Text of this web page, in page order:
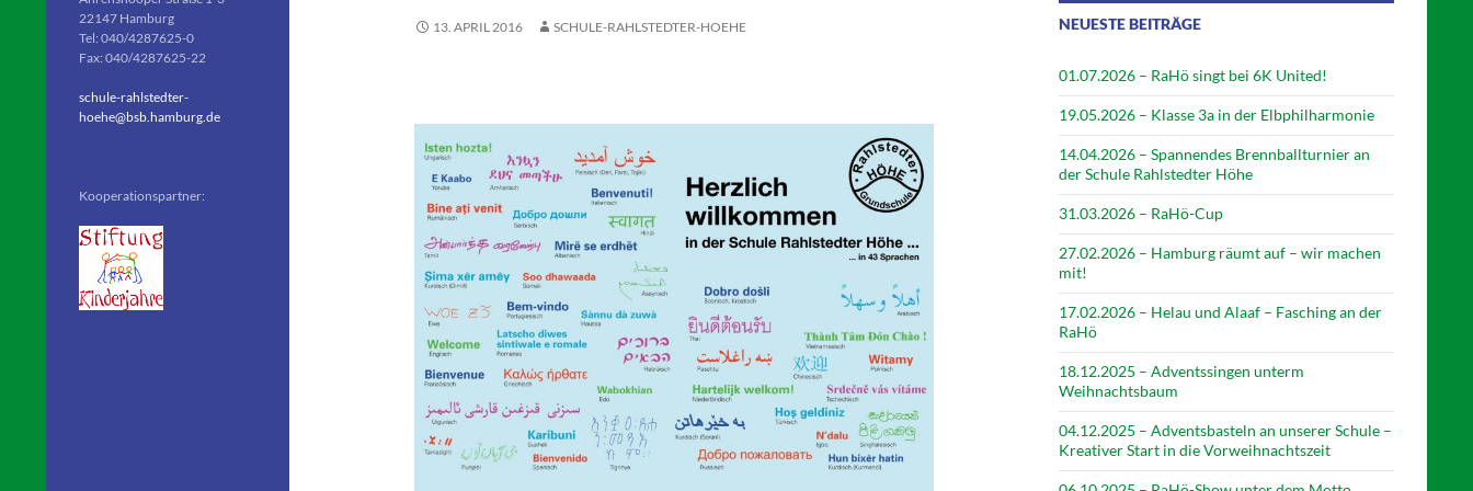
13. APRIL 2016 SCHULE-RAHLSTEDTER-HOEHE NEUESTE BEITRÄGE
01.07.2026 – RaHö singt bei 6K United!
19.05.2026 – Klasse 3a in der Elbphilharmonie
14.04.2026 – Spannendes Brennballturnier an
der Schule Rahlstedter Höhe
31.03.2026 – RaHö-Cup
27.02.2026 – Hamburg räumt auf – wir machen
mit!
17.02.2026 – Helau und Alaaf – Fasching an der
RaHö
18.12.2025 – Adventssingen unterm
Weihnachtsbaum
04.12.2025 – Adventsbasteln an unserer Schule –
Kreativer Start in die Vorweihnachtszeit
22147 Hamburg
Tel: 040/4287625-0
Fax: 040/4287625-22
schule-rahlstedter-
hoehe@bsb.hamburg.de
Kooperationspartner: